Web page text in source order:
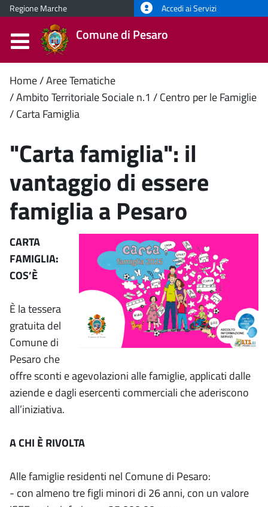
Regione Marche Accedi ai Servizi
Comune di Pesaro
Contenuto
principale
Home Aree Tematiche
Ambito Territoriale Sociale n.1
Centro per le Famiglie
Carta Famiglia
"Carta famiglia": il
vantaggio di essere
famiglia a Pesaro
CARTA
FAMIGLIA:
COS’È
È la tessera
gratuita del
Comune di
Pesaro che
offre sconti e agevolazioni alle famiglie, applicati dalle
aziende e dagli esercenti commerciali che aderiscono
all’iniziativa.
A CHI È RIVOLTA
Alle famiglie residenti nel Comune di Pesaro:
- con almeno tre figli minori di 26 anni, con un valore